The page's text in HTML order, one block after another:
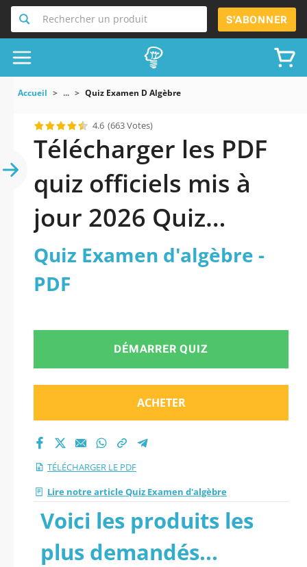
Rechercher un produit S'ABONNER
Accueil ... Quiz Examen D Algèbre
4.6 (663 Votes)
Télécharger les PDF
quiz officiels mis à
jour 2026 Quiz
Examen d’algèbre.
Quiz Examen d'algèbre -
PDF
DÉMARRER QUIZ
ACHETER
TÉLÉCHARGER LE PDF
Lire notre article Quiz Examen d'algèbre
Voici les produits les
plus demandés...